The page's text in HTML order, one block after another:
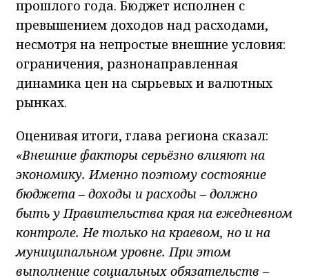
прошлого года. Бюджет исполнен с
превышением доходов над расходами,
несмотря на непростые внешние условия:
ограничения, разнонаправленная
динамика цен на сырьевых и валютных
рынках.
Оценивая итоги, глава региона сказал:
«Внешние факторы серьёзно влияют на
экономику. Именно поэтому состояние
бюджета – доходы и расходы – должно
быть у Правительства края на ежедневном
контроле. Не только на краевом, но и на
муниципальном уровне. При этом
выполнение социальных обязательств –